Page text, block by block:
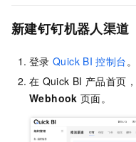
新建钉钉机器人渠道
登录 Quick BI 控制台 。
在 Quick BI 产品首页
Webhook 页面。